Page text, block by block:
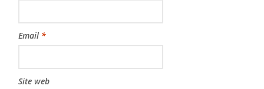
Email *
Site web